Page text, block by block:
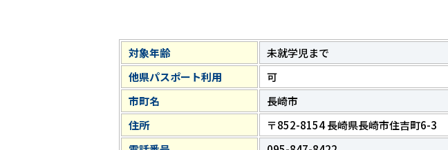
対象年齢
未就学児まで
他県パスポート利用
可
市町名
長崎市
住所
〒852-8154 長崎県長崎市住吉町6-3